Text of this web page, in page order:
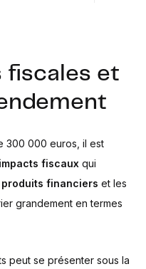
fiscales et
300 000 euros, il est
impacts fiscaux qui
produits financiers et les
grandement en termes
peut se présenter sous la